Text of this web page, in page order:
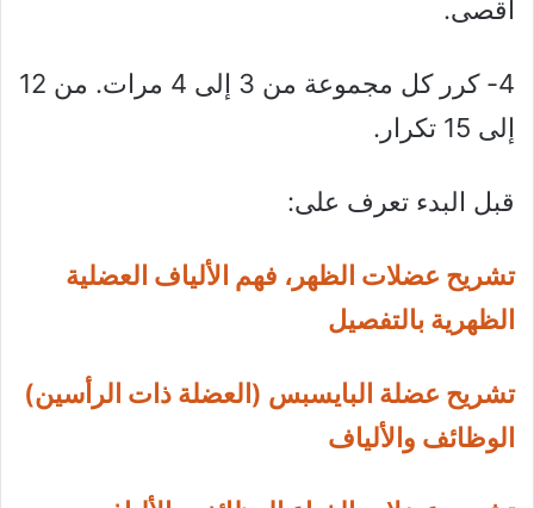
أقصى.
4- كرر كل مجموعة من 3 إلى 4 مرات. من 12
إلى 15 تكرار.
قبل البدء تعرف على:
تشريح عضلات الظهر، فهم الألياف العضلية
الظهرية بالتفصيل
تشريح عضلة البايسبس (العضلة ذات الرأسين)
الوظائف والألياف